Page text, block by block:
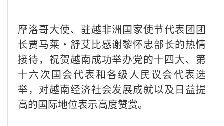
摩洛哥大使、驻越非洲国家使节代表团团
长贾马莱·舒艾比感谢黎怀忠部长的热情
接待，祝贺越南成功举办党的十四大、第
十六次国会代表和各级人民议会代表选
举，对越南经济社会发展成就以及日益提
高的国际地位表示高度赞赏。